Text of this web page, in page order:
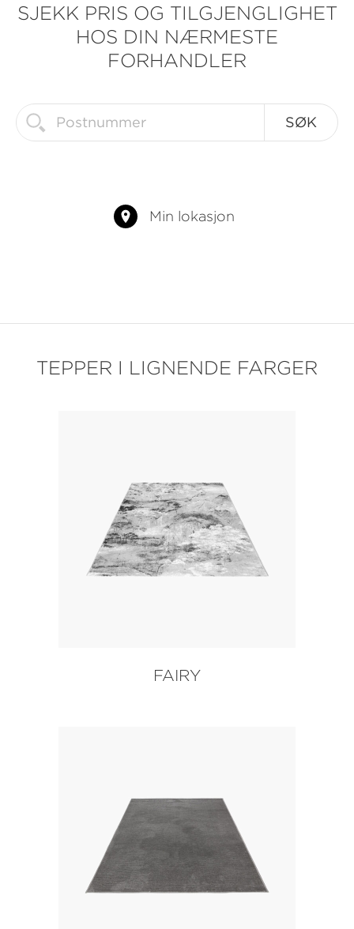
SJEKK PRIS OG TILGJENGLIGHET
HOS DIN NÆRMESTE
FORHANDLER
Min lokasjon
TEPPER I LIGNENDE FARGER
FAIRY